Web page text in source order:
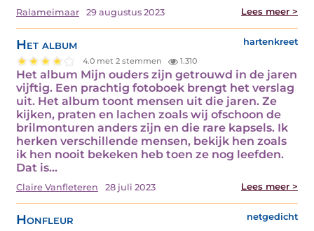
Ralameimaar 29 augustus 2023 Lees meer >
Het album hartenkreet
4.0 met 2 stemmen 1.310
Het album Mijn ouders zijn getrouwd in de jaren
vijftig. Een prachtig fotoboek brengt het verslag
uit. Het album toont mensen uit die jaren. Ze
kijken, praten en lachen zoals wij ofschoon de
brilmonturen anders zijn en die rare kapsels. Ik
herken verschillende mensen, bekijk hen zoals
ik hen nooit bekeken heb toen ze nog leefden.
Dat is…
Claire Vanfleteren 28 juli 2023 Lees meer >
Honfleur netgedicht